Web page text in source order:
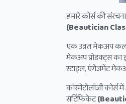
हमारे कोर्स की
(Beautician
एक उन्नत मेकअप
मेकअप प्रोडक्ट्स का
स्टाइल, एंगेजमेंट
कॉस्मेटोलॉजी कोर्स
सर्टिफिकेट